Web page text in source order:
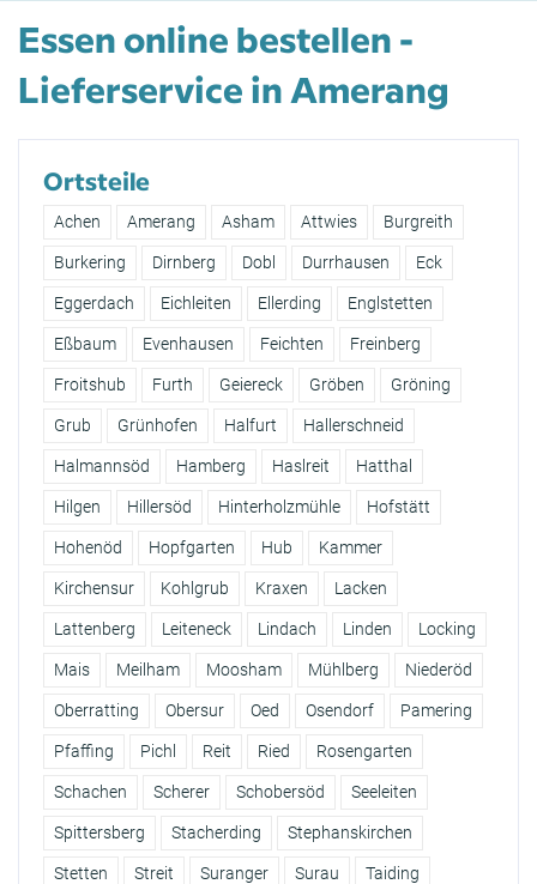
Essen online bestellen -
Lieferservice in Amerang
Ortsteile
Achen Amerang Asham Attwies Burgreith
Burkering Dirnberg Dobl Durrhausen Eck
Eggerdach Eichleiten Ellerding Englstetten
Eßbaum Evenhausen Feichten Freinberg
Froitshub Furth Geiereck Gröben Gröning
Grub Grünhofen Halfurt Hallerschneid
Halmannsöd Hamberg Haslreit Hatthal
Hilgen Hillersöd Hinterholzmühle Hofstätt
Hohenöd Hopfgarten Hub Kammer
Kirchensur Kohlgrub Kraxen Lacken
Lattenberg Leiteneck Lindach Linden Locking
Mais Meilham Moosham Mühlberg Niederöd
Oberratting Obersur Oed Osendorf Pamering
Pfaffing Pichl Reit Ried Rosengarten
Schachen Scherer Schobersöd Seeleiten
Spittersberg Stacherding Stephanskirchen
Stetten Streit Suranger Surau Taiding